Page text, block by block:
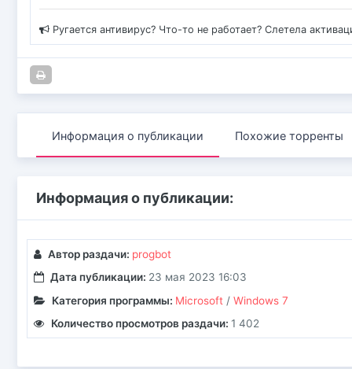
Ругается антивирус? Что-то не работает? Слетела
Информация о публикации Похожие торренты
Информация о публикации:
Автор раздачи: progbot
Дата публикации: 23 мая 2023 16:03
Категория программы: Microsoft/ Windows 7
Количество просмотров раздачи: 1 402